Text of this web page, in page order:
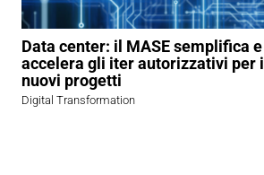
Data center: il MASE semplifica e
accelera gli iter autorizzativi per i
nuovi progetti
Digital Transformation